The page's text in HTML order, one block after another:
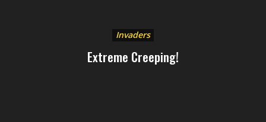
Invaders
Extreme Creeping!